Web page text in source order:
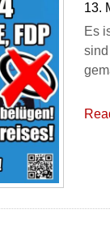
13.
Es